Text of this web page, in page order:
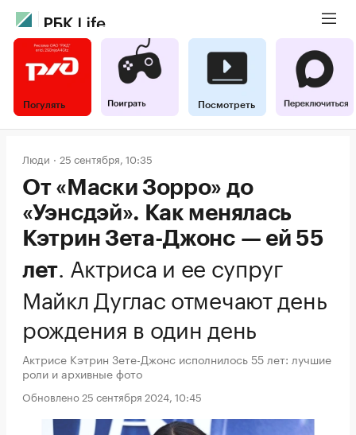
Погулять Посмотреть
Люди 25 сентября, 10:35
От «Маски Зорро» до
«Уэнсдэй». Как менялась
Кэтрин Зета-Джонс — ей 55
лет. Актриса и ее супруг
Майкл Дуглас отмечают день
рождения в один день
Актрисе Кэтрин Зете-Джонс исполнилось 55 лет: лучшие
роли и архивные фото
Обновлено 25 сентября 2024, 10:45